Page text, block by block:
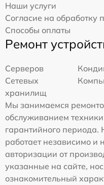
Наши услуги
Согласие на
Способы оплаты
Ремонт
Серверов
Сетевых
хранилищ
Мы занимаемся
обслуживанием
гарантийного периода.
работает независимо и
авторизации от
указанные на сайте,
ознакомительный